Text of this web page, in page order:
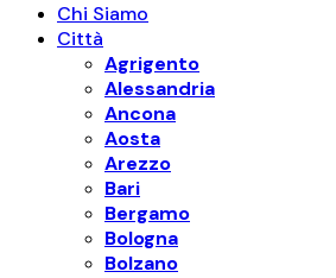
Chi Siamo
Città
Agrigento
Alessandria
Ancona
Aosta
Arezzo
Bari
Bergamo
Bologna
Bolzano